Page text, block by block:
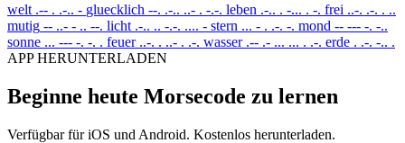
welt .-- . .-.. - gluecklich --. .-.. ..- . -.-. leben .-.. . -... . -. frei ..-. .-. . ..
mutig -- ..- - .. --. licht .-.. .. -.-. .... - stern ... - . .-. -. mond -- --- -. -..
sonne ... --- -. -. . feuer ..-. . ..- . .-. wasser .-- .- ... ... . .-. erde . .-. -.. .
APP HERUNTERLADEN
Beginne heute Morsecode zu lernen
Verfügbar für iOS und Android. Kostenlos herunterladen.